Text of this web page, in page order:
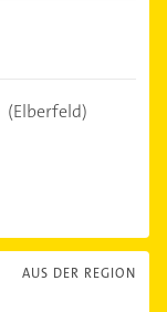
(Elberfeld)
AUS DER REGION